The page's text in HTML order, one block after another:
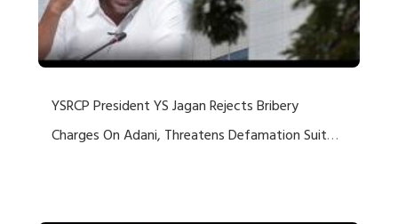
YSRCP President YS Jagan Rejects Bribery
Charges On Adani, Threatens Defamation Suit